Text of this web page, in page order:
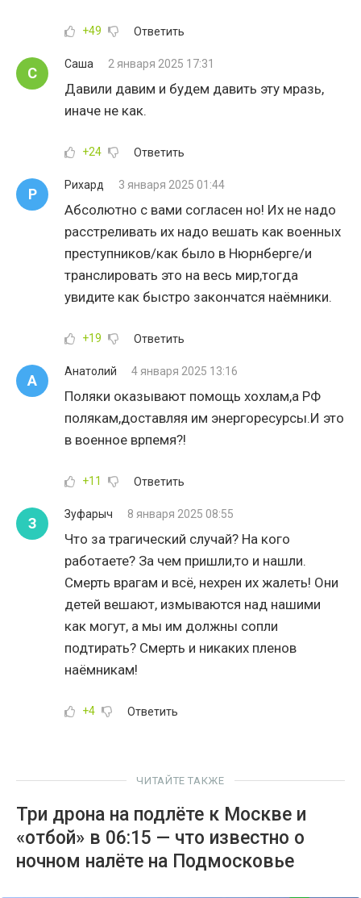
+49 Ответить
С
Саша 2 января 2025 17:31
Давили давим и будем давить эту мразь,
иначе не как.
+24 Ответить
Р
Рихард 3 января 2025 01:44
Абсолютно с вами согласен но! Их не надо
расстреливать их надо вешать как военных
преступников/как было в Нюрнберге/и
транслировать это на весь мир,тогда
увидите как быстро закончатся наёмники.
+19 Ответить
А
Анатолий 4 января 2025 13:16
Поляки оказывают помощь хохлам,а РФ
полякам,доставляя им энергоресурсы.И это
в военное врпемя?!
+11 Ответить
З
Зуфарыч 8 января 2025 08:55
Что за трагический случай? На кого
работаете? За чем пришли,то и нашли.
Смерть врагам и всё, нехрен их жалеть! Они
детей вешают, измываются над нашими
как могут, а мы им должны сопли
подтирать? Смерть и никаких пленов
наёмникам!
+4 Ответить
ЧИТАЙТЕ ТАКЖЕ
Три дрона на подлёте к Москве и
«отбой» в 06:15 — что известно о
ночном налёте на Подмосковье